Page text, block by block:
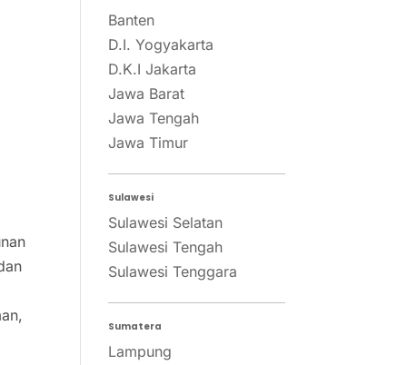
Banten
D.I. Yogyakarta
D.K.I Jakarta
Jawa Barat
Jawa Tengah
Jawa Timur
Sulawesi
Sulawesi Selatan
Sulawesi Tengah
Sulawesi Tenggara
Sumatera
Lampung